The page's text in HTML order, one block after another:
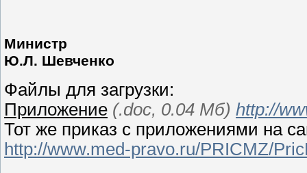
Министр
Ю.Л. Шевченко
Файлы для загрузки:
Приложение (.doc, 0.04 Мб) http://
Тот же приказ с приложениями
http://www.med-pravo.ru/PRICMZ/